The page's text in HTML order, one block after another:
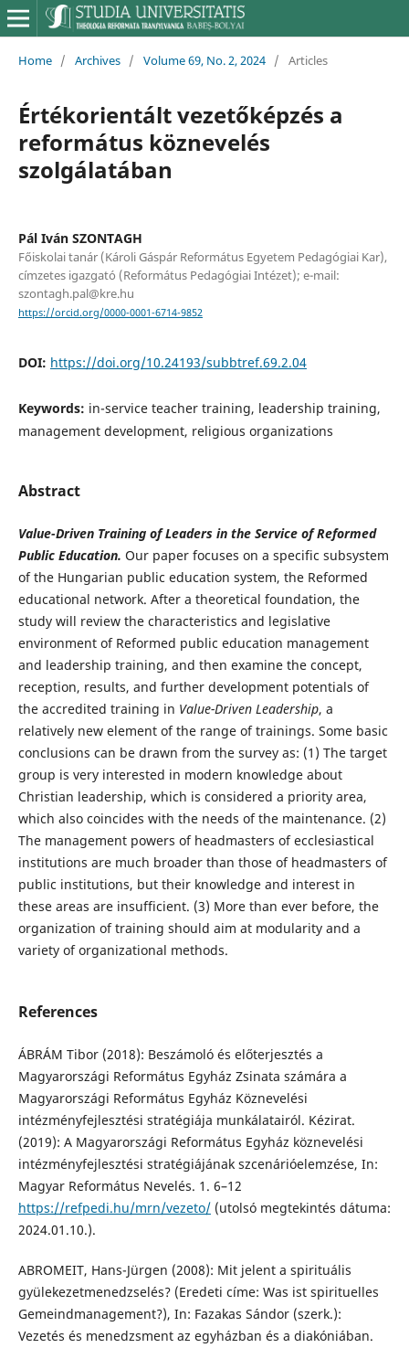
Home / Archives / Volume 69, No. 2, 2024 / Articles
Értékorientált vezetőképzés a
református köznevelés
szolgálatában
Pál Iván SZONTAGH
Főiskolai tanár (Károli Gáspár Református Egyetem Pedagógiai Kar),
címzetes igazgató (Református Pedagógiai Intézet); e-mail:
szontagh.pal@kre.hu
https://orcid.org/0000-0001-6714-9852
DOI: https://doi.org/10.24193/subbtref.69.2.04
Keywords: in-service teacher training, leadership training,
management development, religious organizations
Abstract
Value-Driven Training of Leaders in the Service of Reformed
Public Education. Our paper focuses on a specific subsystem
of the Hungarian public education system, the Reformed
educational network. After a theoretical foundation, the
study will review the characteristics and legislative
environment of Reformed public education management
and leadership training, and then examine the concept,
reception, results, and further development potentials of
the accredited training in Value-Driven Leadership, a
relatively new element of the range of trainings. Some basic
conclusions can be drawn from the survey as: (1) The target
group is very interested in modern knowledge about
Christian leadership, which is considered a priority area,
which also coincides with the needs of the maintenance. (2)
The management powers of headmasters of ecclesiastical
institutions are much broader than those of headmasters of
public institutions, but their knowledge and interest in
these areas are insufficient. (3) More than ever before, the
organization of training should aim at modularity and a
variety of organizational methods.
References
ÁBRÁM Tibor (2018): Beszámoló és előterjesztés a
Magyarországi Református Egyház Zsinata számára a
Magyarországi Református Egyház Köznevelési
intézményfejlesztési stratégiája munkálatairól. Kézirat.
(2019): A Magyarországi Református Egyház köznevelési
intézményfejlesztési stratégiájának szcenárióelemzése, In:
Magyar Református Nevelés. 1. 6–12
https://refpedi.hu/mrn/vezeto/(utolsó megtekintés dátuma:
2024.01.10.).
ABROMEIT, Hans-Jürgen (2008): Mit jelent a spirituális
gyülekezetmenedzselés? (Eredeti címe: Was ist spirituelles
Gemeindmanagement?), In: Fazakas Sándor (szerk.):
Vezetés és menedzsment az egyházban és a diakóniában.